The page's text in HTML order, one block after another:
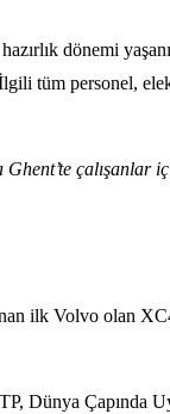
dönemi
İlgili tüm
ilk Volvo olan
Çapında